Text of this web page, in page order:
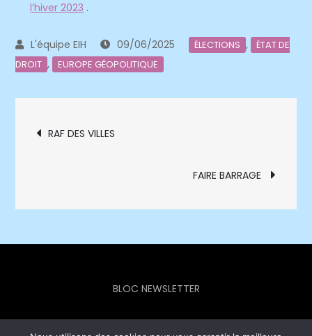
l’hiver 2023 .
09/06/2025 ÉLECTIONS ,
ÉTAT DE
DROIT , EUROPE GÉOPOLITIQUE
Navigation
l’article
RAF DES VILLES
FAIRE BARRAGE
BLOC NEWSLETTER